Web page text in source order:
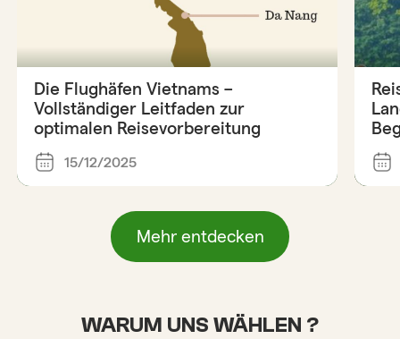
Die Flughäfen Vietnams –
Vollständiger Leitfaden zur
optimalen Reisevorbereitung
15/12/2025
Mehr entdecken
WARUM UNS WÄHLEN ?